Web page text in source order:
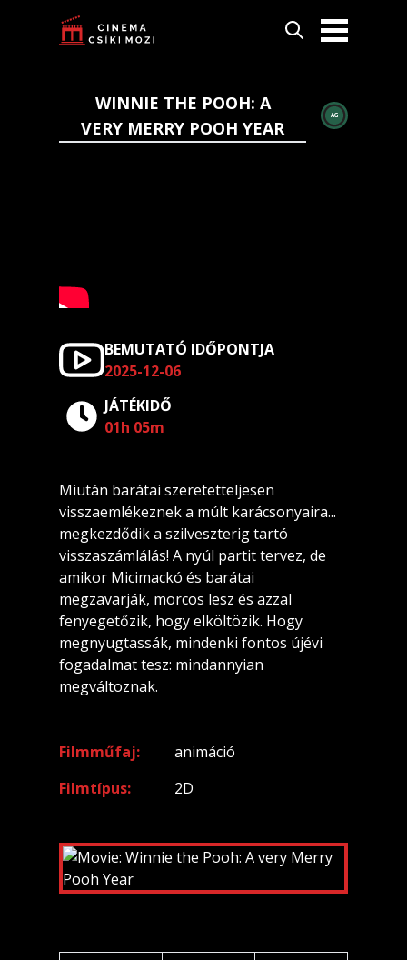
WINNIE THE POOH: A
VERY MERRY POOH YEAR
AG
BEMUTATÓ IDŐPONTJA
2025-12-06
JÁTÉKIDŐ
01h 05m
Miután barátai szeretetteljesen
visszaemlékeznek a múlt karácsonyaira...
megkezdődik a szilveszterig tartó
visszaszámlálás! A nyúl partit tervez, de
amikor Micimackó és barátai
megzavarják, morcos lesz és azzal
fenyegetőzik, hogy elköltözik. Hogy
megnyugtassák, mindenki fontos újévi
fogadalmat tesz: mindannyian
megváltoznak.
Filmműfaj
animáció
Filmtípus
2D